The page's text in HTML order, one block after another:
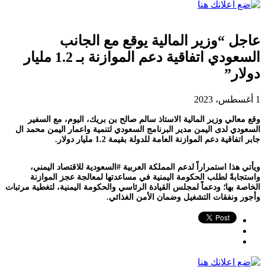
عاجل “وزير المالية يوقع مع الجانب
السعودي اتفاقية دعم الموازنة بـ 1.2 مليار
دولار”
1 أغسطس، 2023
وقع معالي وزير المالية الاستاذ سالم صالح بن بريك، اليوم، مع السفير
السعودي لدى اليمن مدير البرنامج السعودي لتنمية واعمار اليمن محمد ال
جابر اتفاقية دعم الموازنة العامة للدولة بقيمة 1.2 مليار دولار.
ويأتي هذا استمراراً لدعم المملكة العربية ‎#السعودية للاقتصاد اليمني،
واستجابةً لطلب الحكومة اليمنية في مساعدتها لمعالجة عجز الموازنة
الخاصة بها؛ ودعماً لمجلس القيادة الرئاسي والحكومة اليمنية، لتغطية مرتبات
وأجور ونفقات التشغيل وضمان الأمن الغذائي.